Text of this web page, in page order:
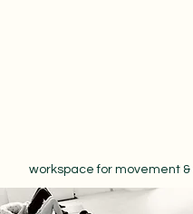
workspace for movement